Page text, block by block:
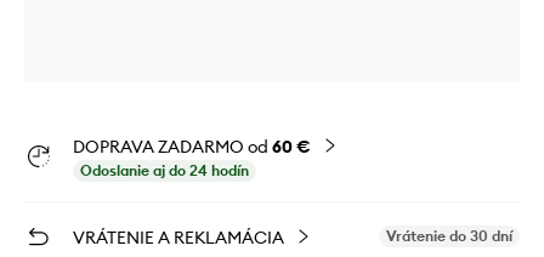
DOPRAVA ZADARMO od 60 €
Odoslanie aj do 24 hodín
VRÁTENIE A REKLAMÁCIA Vrátenie do 30 dní